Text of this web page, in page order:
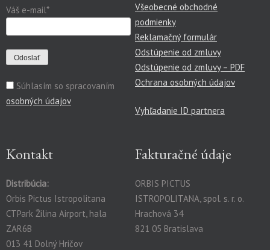
Váš e-mail*
Súhlasím so spracovaním
osobných údajov
Všeobecné obchodné
podmienky
Reklamačný formulár
Odstúpenie od zmluvy
Odstúpenie od zmluvy – PDF
Ochrana osobných údajov
Vyhľadanie ID partnera
Kontakt
Distribúcia:
Orbis Pictus Istropolitana
CTPark Žilina Airport, hala
ZAR6B
013 41 Dolný Hričov
Fakturačné údaje
ORBIS PICTUS
ISTROPOLITANA, spol. s. r. o.
Hrachová 34
821 05 Bratislava